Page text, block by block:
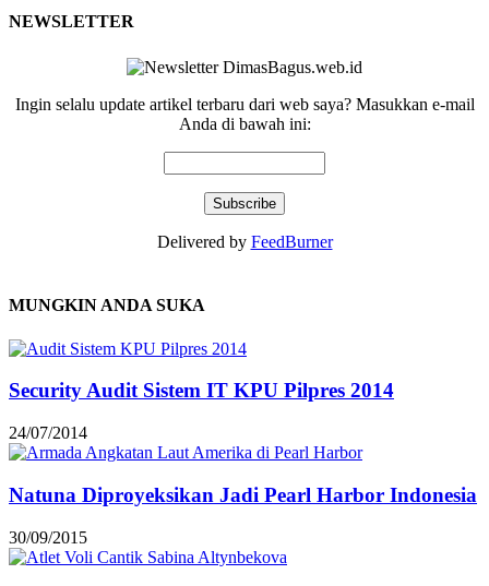
NEWSLETTER
Ingin selalu update artikel terbaru dari web saya? Masukkan e-mail
Anda di bawah ini:
Delivered by FeedBurner
MUNGKIN ANDA SUKA
Security Audit Sistem IT KPU Pilpres 2014
24/07/2014
Natuna Diproyeksikan Jadi Pearl Harbor Indonesia
30/09/2015